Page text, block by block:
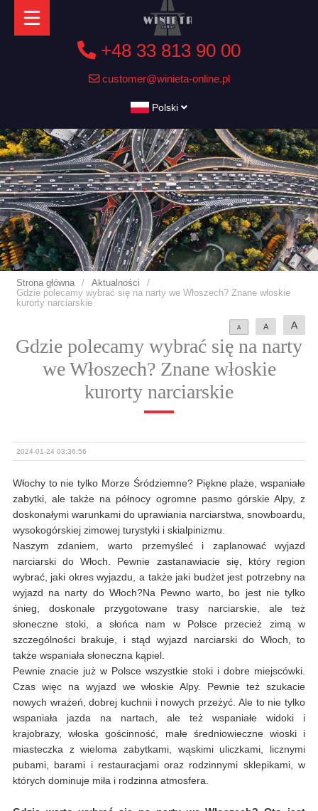
+48 33 813 90 00
customer@winieta-online.pl
Polski
Strona główna / Aktualności
/
Gdzie polecamy wybrać się na narty we Włoszech? Znane włoskie
kurorty narciarskie
A A A
Gdzie polecamy wybrać się na narty
we Włoszech? Znane włoskie
kurorty narciarskie
2024-01-24 03:36:56
Włochy to nie tylko Morze Śródziemne? Piękne plaże, wspaniałe
zabytki, ale także na północy ogromne pasmo górskie Alpy, z
doskonałymi warunkami do uprawiania narciarstwa, snowboardu,
wysokogórskiej zimowej turystyki i skialpinizmu.
Naszym zdaniem, warto przemyśleć i zaplanować wyjazd
narciarski do Włoch. Pewnie zastanawiacie się, który region
wybrać, jaki okres wyjazdu, a także jaki budżet jest potrzebny na
wyjazd na narty do Włoch?Na Pewno warto, bo jest nie tylko
śnieg, doskonale przygotowane trasy narciarskie, ale też
słoneczne stoki, a słońca nam w Polsce przecież zimą w
szczególności brakuje, i stąd wyjazd narciarski do Włoch, to
także wspaniała słoneczna kąpiel.
Pewnie znacie już w Polsce wszystkie stoki i dobre miejscówki.
Czas więc na wyjazd we włoskie Alpy. Pewnie też szukacie
nowych wrażeń, dobrej kuchnii i nowych przeżyć. Ale to nie tylko
wspaniała jazda na nartach, ale też wspaniałe widoki i
krajobrazy, włoska gościnność, małe średniowieczne wioski i
miasteczka z wieloma zabytkami, wąskimi uliczkami, licznymi
pubami, barami i restauracjami oraz rodzinnymi sklepikami, w
których dominuje miła i rodzinna atmosfera.